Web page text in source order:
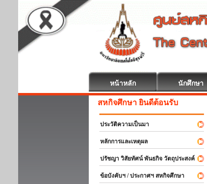
หน้าหลัก นักศึกษา
สหกิจศึกษา ยินดีต้อนรับ
ประวัติความเป็นมา
หลักการและเหตุผล
ปรัชญา วิสัยทัศน์ พันธกิจ วัตถุประสงค์
ข้อบังคับฯ / ประกาศฯ สหกิจศึกษา